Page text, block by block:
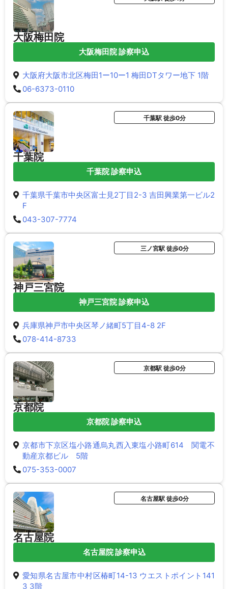
大阪梅田院
大阪梅田院 診察申込
大阪府大阪市北区梅田1ー10ー1 梅田DTタワー地下 1階
06-6373-0110
千葉院
千葉駅 徒歩0分
千葉院 診察申込
千葉県千葉市中央区富士見2丁目2-3 吉田興業第一ビル2
F
043-307-7774
神戸三宮院
三ノ宮駅 徒歩0分
神戸三宮院 診察申込
兵庫県神戸市中央区琴ノ緒町5丁目4-8 2F
078-414-8733
京都院
京都駅 徒歩0分
京都院 診察申込
京都市下京区塩小路通烏丸西入東塩小路町614 関電不
動産京都ビル 5階
075-353-0007
名古屋院
名古屋駅 徒歩0分
名古屋院 診察申込
愛知県名古屋市中村区椿町14-13 ウエストポイント141
3 3階